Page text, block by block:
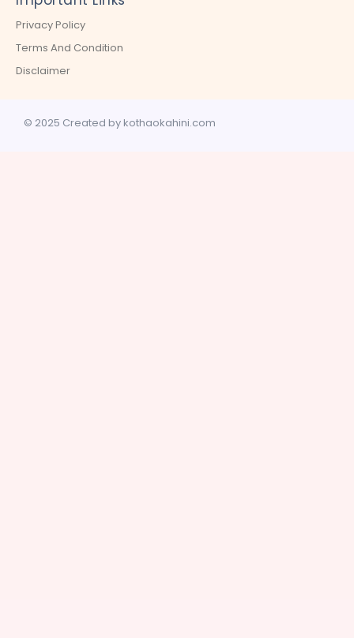
Privacy Policy
Terms And Condition
Disclaimer
© 2025 Created by kothaokahini.com